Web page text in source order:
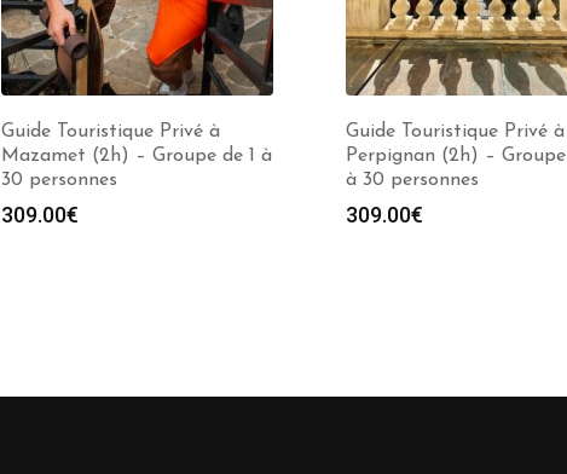
Guide Touristique Privé à
Mazamet (2h) – Groupe de 1 à
30 personnes
309.00€
Guide Touristique Privé à
Perpignan (2h) – Groupe
à 30 personnes
309.00€